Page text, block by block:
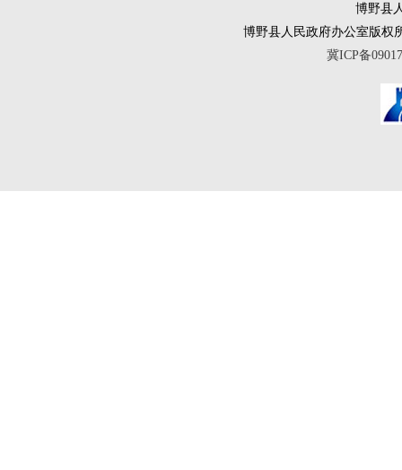
博野县
博野县人民政府办公室版权
冀ICP备